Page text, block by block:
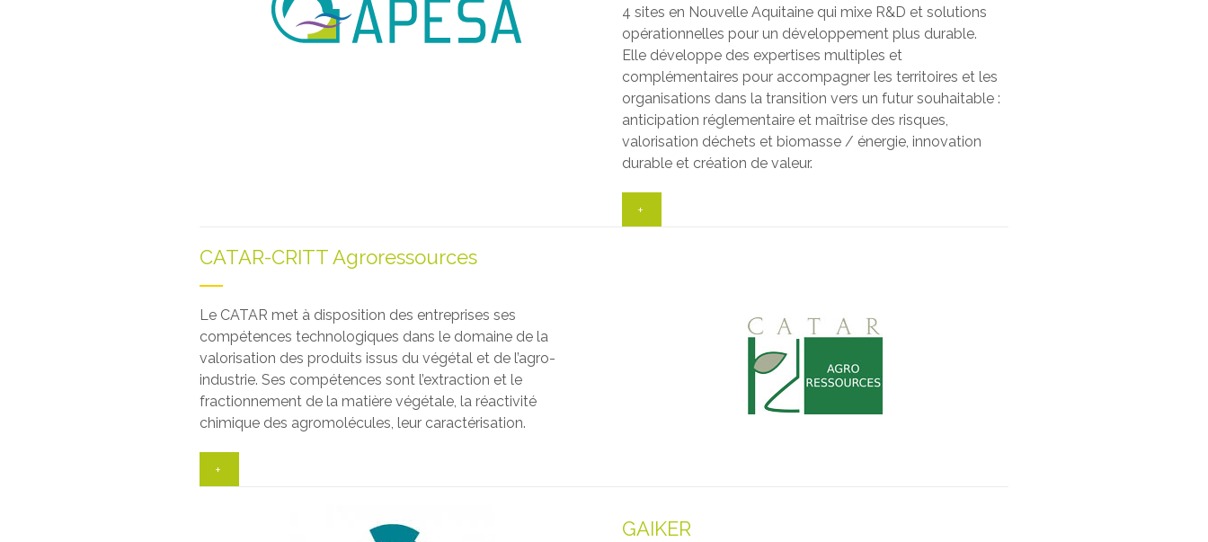
4 sites en Nouvelle Aquitaine qui mixe R&D et solutions
opérationnelles pour un développement plus durable.
Elle développe des expertises multiples et
complémentaires pour accompagner les territoires et les
organisations dans la transition vers un futur souhaitable :
anticipation réglementaire et maîtrise des risques,
valorisation déchets et biomasse / énergie, innovation
durable et création de valeur.
+
CATAR-CRITT Agroressources
Le CATAR met à disposition des entreprises ses
compétences technologiques dans le domaine de la
valorisation des produits issus du végétal et de l’agro-
industrie. Ses compétences sont l’extraction et le
fractionnement de la matière végétale, la réactivité
chimique des agromolécules, leur caractérisation.
+
GAIKER